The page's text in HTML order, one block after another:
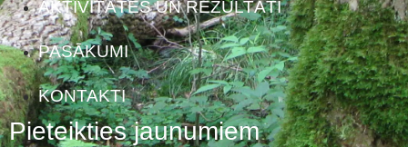
AKTIVITĀTES UN REZULTĀTI
PASĀKUMI
KONTAKTI
Pieteikties jaunumiem